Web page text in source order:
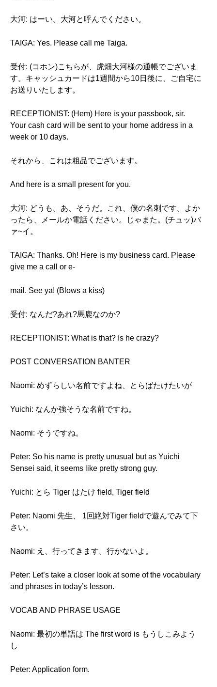
大河: はーい。大河と呼んでください。
TAIGA: Yes. Please call me Taiga.
受付: (コホン)こちらが、虎畑大河様の通帳でございま
す。キャッシュカードは1週間から10日後に、ご自宅に
お送りいたします。
RECEPTIONIST: (Hem) Here is your passbook, sir.
Your cash card will be sent to your home address in a
week or 10 days.
それから、これは粗品でございます。
And here is a small present for you.
大河: どうも。あ、そうだ。これ、僕の名刺です。よか
ったら、メールか電話ください。じゃまた。(チュッ)バ
ァ~イ。
TAIGA: Thanks. Oh! Here is my business card. Please
give me a call or e-
mail. See ya! (Blows a kiss)
受付: なんだ?あれ?馬鹿なのか?
RECEPTIONIST: What is that? Is he crazy?
POST CONVERSATION BANTER
Naomi: めずらしい名前ですよね、とらばたけたいが
Yuichi: なんか強そうな名前ですね。
Naomi: そうですね。
Peter: So his name is pretty unusual but as Yuichi
Sensei said, it seems like pretty strong guy.
Yuichi: とら Tiger はたけ field, Tiger field
Peter: Naomi 先生、 1回絶対Tiger fieldで遊んでみて下
さい。
Naomi: え、行ってきます。行かないよ。
Peter: Let’s take a closer look at some of the vocabulary
and phrases in today’s lesson.
VOCAB AND PHRASE USAGE
Naomi: 最初の単語は The first word is もうしこみよう
し
Peter: Application form.